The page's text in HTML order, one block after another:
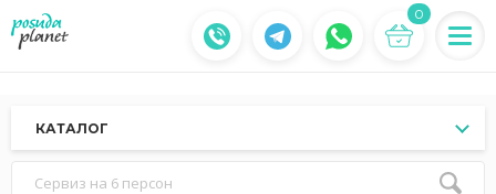
0
КАТАЛОГ
Сервиз на 6 персон